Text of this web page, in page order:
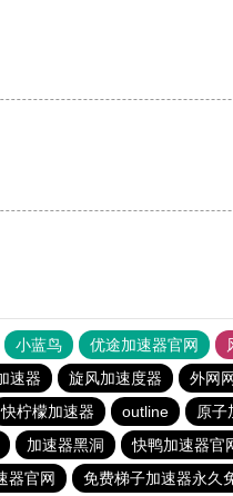
小蓝鸟 优途加速器官网
速器 旋风加速度器 外网
快柠檬加速器 outline 原子
加速器黑洞 快鸭加速器官
器官网 免费梯子加速器永久